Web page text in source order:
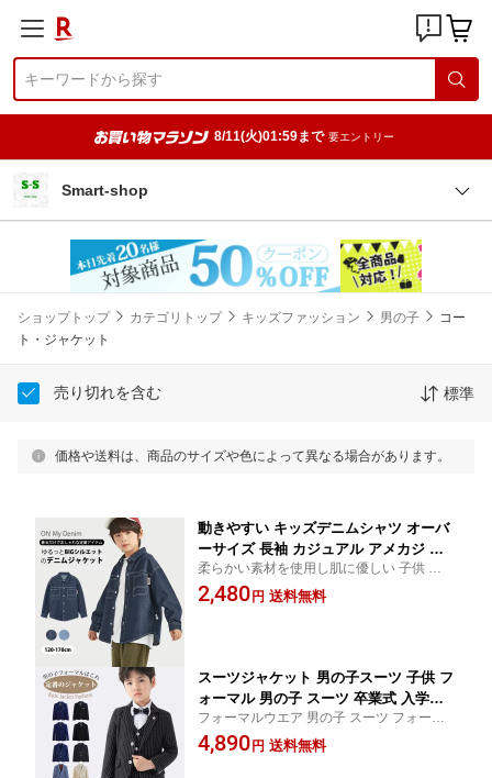
8/11(火)01:59まで 要エントリー
Smart-shop
ショップトップ カテゴリトップ キッズファッション 男の子
コー
ト・ジャケット
売り切れを含む 標準
価格や送料は、商品のサイズや色によって異なる場合があります。
動きやすい キッズデニムシャツ オーバ
ーサイズ 長袖 カジュアル アメカジ ポ
ケット付き 子供用 春 秋 夏 キッズ 通学
ストレスフリー お出かけ ゆったりシル
柔らかい素材を使用し肌に優しい 子供 デニ
ムシャツ 長袖 カジュアル 子供 デニムシャ
ツ 長袖 カジュアル 男の子 デニムシャツ ア
2,480 円 送料無料
スーツジャケット 男の子スーツ 子供 フ
ォーマル 男の子 スーツ 卒業式 入学式
子どもスーツ チェック柄 超人気 フォー
マルスーツ かっこいいシルエット 発表
フォーマルウエア 男の子 スーツ フォーマ
ル スーツ キッズ こどもスーツ 子供服 キッ
ズスーツ 七五三 ベビースーツ 結婚式 卒園
4,890 円 送料無料